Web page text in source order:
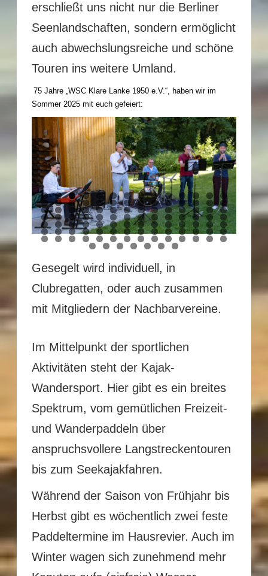
erschließt uns nicht nur die Berliner
Seenlandschaften, sondern ermöglicht
auch abwechslungsreiche und schöne
Touren ins weitere Umland.
75 Jahre „WSC Klare Lanke 1950 e.V.“, haben wir im
Sommer 2025 mit euch gefeiert:
0 1 2 3 4
5 6 8 9 0 1 2 3 4 5 6 7 8
9 0 1 2 3 4 5 6 7 8 9 0 1 2
3 4 5 6 7 8 9 0 1 2 3 4 5 6
7 8 9 0 1 2 3 4 5 6 7 8 9 0
1 2 3 4 5 6 7 8 9 0 1 2 3 4
5 6 7 8 9 0 1 2 3 4 5 6 7 8
9 0 0 0 0 0 0
Gesegelt wird individuell, in
Clubregatten, oder auch zusammen
mit Mitgliedern der Nachbarvereine.
Im Mittelpunkt der sportlichen
Aktivitäten steht der Kajak-
Wandersport. Hier gibt es ein breites
Spektrum, vom gemütlichen Freizeit-
und Wanderpaddeln über
anspruchsvollere Langstreckentouren
bis zum Seekajakfahren.
Während der Saison von Frühjahr bis
Herbst gibt es wöchentlich zwei feste
Paddeltermine im Hausrevier. Auch im
Winter wagen sich zunehmend mehr